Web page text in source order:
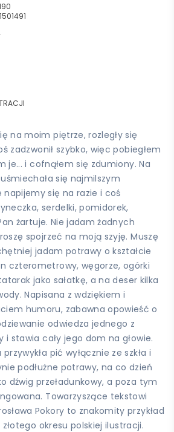
na moim piętrze, rozległy się
zadzwonił szybko, więc pobiegłem
je... i cofnąłem się zdumiony. Na
się najmilszym
napijemy się na razie i coś
serdelki, pomidorek,
żartuje. Nie jadam żadnych
spojrzeć na moją szyję. Muszę
jadam potrawy o kształcie
czterometrowy, węgorze, ogórki
jako sałatkę, a na deser kilka
Napisana z wdziękiem i
humoru, zabawna opowieść o
odwiedza jednego z
stawia cały jego dom na głowie.
pić wyłącznie ze szkła i
podłużne potrawy, na co dzień
dźwig przeładunkowy, a poza tym
Towarzyszące tekstowi
Pokory to znakomity przykład
okresu polskiej ilustracji.